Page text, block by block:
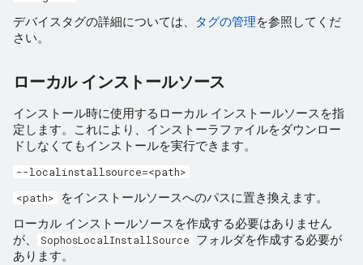
デバイスタグの詳細については、 タグの管理を参照してくだ
さい。
ローカル インストールソース
インストール時に使用するローカル インストールソースを指
定します。これにより、インストーラファイルをダウンロー
ドしなくてもインストールを実行できます。
--localinstallsource=<path>
<path>
をインストールソースへのパスに置き換えます。
ローカル インストールソースを作成する必要はありません
が、
SophosLocalInstallSource
フォルダを作成する必要が
あります。